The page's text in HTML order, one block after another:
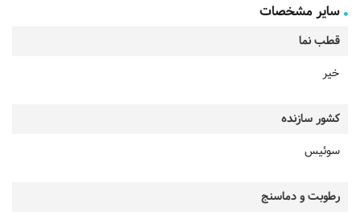
سایر مشخصات
قطب نما
خیر
کشور سازنده
سوئیس
رطوبت و دماسنج